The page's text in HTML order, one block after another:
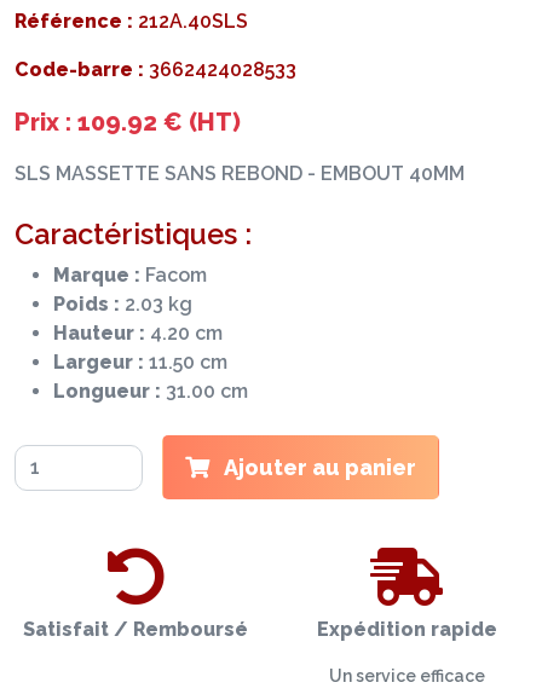
Référence : 212A.40SLS
Code-barre : 3662424028533
Prix : 109.92 € (HT)
SLS MASSETTE SANS REBOND - EMBOUT 40MM
Caractéristiques :
Marque : Facom
Poids : 2.03 kg
Hauteur : 4.20 cm
Largeur : 11.50 cm
Longueur : 31.00 cm
Ajouter au panier
Satisfait / Remboursé Expédition rapide
Un service efficace